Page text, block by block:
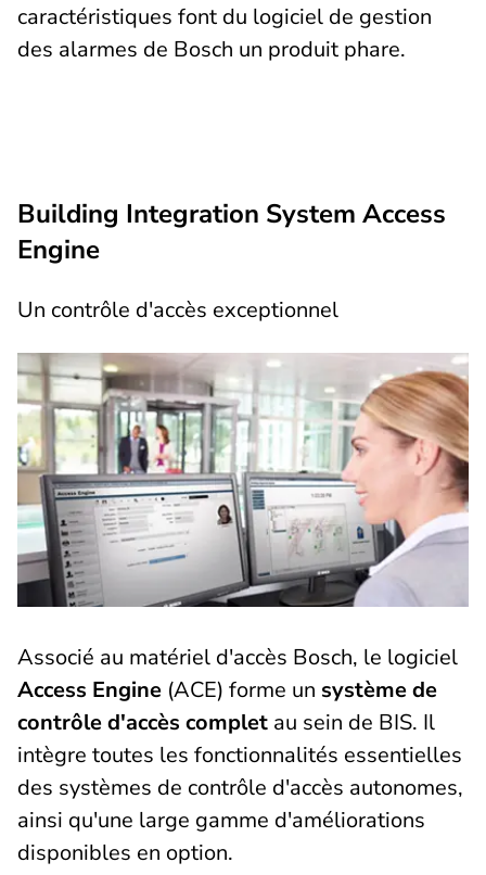
caractéristiques font du logiciel de gestion
des alarmes de Bosch un produit phare.
Building Integration System Access
Engine
Un contrôle d'accès exceptionnel
Associé au matériel d'accès Bosch, le logiciel
Access Engine (ACE) forme un système de
contrôle d'accès complet au sein de BIS. Il
intègre toutes les fonctionnalités essentielles
des systèmes de contrôle d'accès autonomes,
ainsi qu'une large gamme d'améliorations
disponibles en option.